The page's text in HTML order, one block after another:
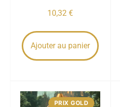
10,32 €
Ajouter au panier
PRIX GOLD